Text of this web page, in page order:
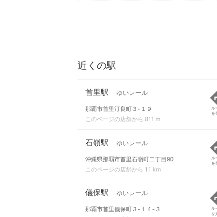
近くの駅
首里駅 ゆいレール
那覇市首里汀良町３-１９
このページの店舗から 811 m
ル
を
石嶺駅 ゆいレール
沖縄県那覇市首里石嶺町二丁目90
このページの店舗から 1.1 km
ル
を
儀保駅 ゆいレール
那覇市首里儀保町３-１４-３
ル
を